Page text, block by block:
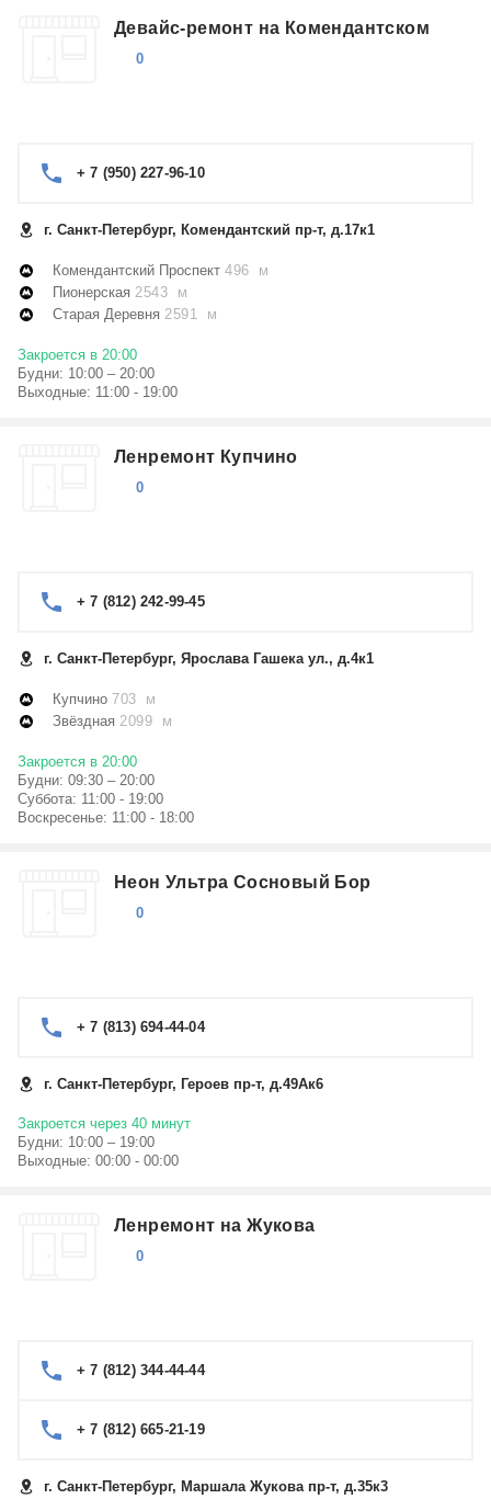
Девайс-ремонт на Комендантском
0
+ 7 (950) 227-96-10
г. Санкт-Петербург, Комендантский пр-т, д.17к1
Комендантский Проспект 496 м
Пионерская 2543 м
Старая Деревня 2591 м
Закроется в 20:00
Будни: 10:00 – 20:00
Выходные: 11:00 - 19:00
Ленремонт Купчино
0
+ 7 (812) 242-99-45
г. Санкт-Петербург, Ярослава Гашека ул., д.4к1
Купчино 703 м
Звёздная 2099 м
Закроется в 20:00
Будни: 09:30 – 20:00
Суббота: 11:00 - 19:00
Воскресенье: 11:00 - 18:00
Неон Ультра Сосновый Бор
0
+ 7 (813) 694-44-04
г. Санкт-Петербург, Героев пр-т, д.49Ак6
Закроется через 40 минут
Будни: 10:00 – 19:00
Выходные: 00:00 - 00:00
Ленремонт на Жукова
0
+ 7 (812) 344-44-44
+ 7 (812) 665-21-19
г. Санкт-Петербург, Маршала Жукова пр-т, д.35к3